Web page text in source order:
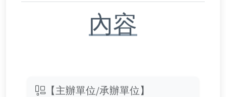
內容
【主辦單位/承辦單位】